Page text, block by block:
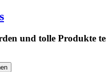
und tolle Produkte